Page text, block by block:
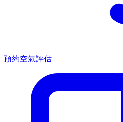
預約空氣評估